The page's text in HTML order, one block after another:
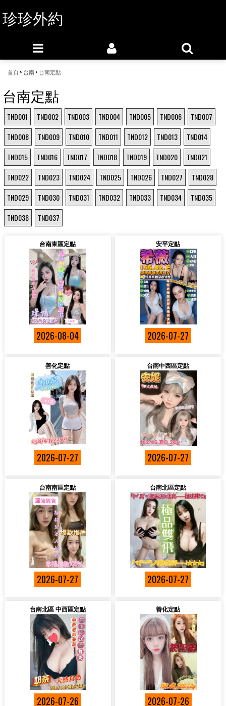
珍珍外約
首頁> 台南> 台南定點
台南定點
TND001 TND002 TND003 TND004 TND005 TND006
TND007
TND008
TND009 TND010 TND011 TND012 TND013
TND014
TND015
TND016 TND017 TND018 TND019 TND020
TND021
TND022
TND023 TND024 TND025 TND026 TND027
TND028
TND029
TND030 TND031 TND032 TND033 TND034
TND035
TND036
TND037
台南東區定點
2026-08-04
安平定點
2026-07-27
善化定點
2026-07-27
台南中西區定點
2026-07-27
台南南區定點
2026-07-27
台南北區定點
2026-07-27
台南北區 中西區定點
2026-07-26
善化定點
2026-07-26